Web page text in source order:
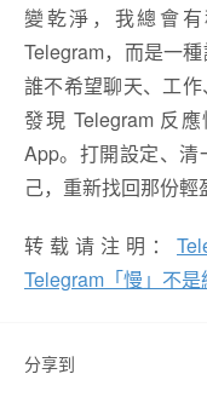
變乾淨，我總會
Telegram，而是一
誰不希望聊天、工
發現 Telegram 反
App。打開設定、
己，重新找回那份輕
转载请注明：
Telegram「慢」不
分享到